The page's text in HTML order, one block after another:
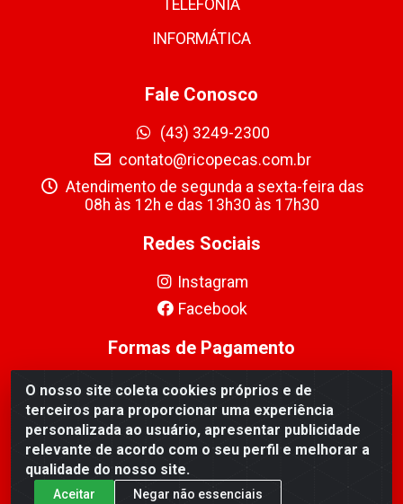
O nosso site coleta cookies próprios e de
terceiros para proporcionar uma experiência
personalizada ao usuário, apresentar publicidade
relevante de acordo com o seu perfil e melhorar a
qualidade do nosso site.
Aceitar Negar não essenciais
TELEFONIA
INFORMÁTICA
Fale Conosco
(43) 3249-2300
contato@ricopecas.com.br
Atendimento de segunda a sexta-feira das
08h às 12h e das 13h30 às 17h30
Redes Sociais
Instagram
Facebook
Formas de Pagamento
Ricopeças Comércio de componentes Eletrônicos Ltda -
Rua Alicio Francisco Mafra, 968 - Jardim Taroba,
Cambé/PR - CEP 86.191-390 - CNPJ 06.241.208/0001-